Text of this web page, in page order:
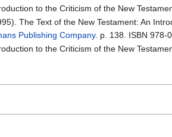
to the Criticism of the New
The Text of the New Testament: An
Publishing Company. p. 138. ISBN 978-
to the Criticism of the New